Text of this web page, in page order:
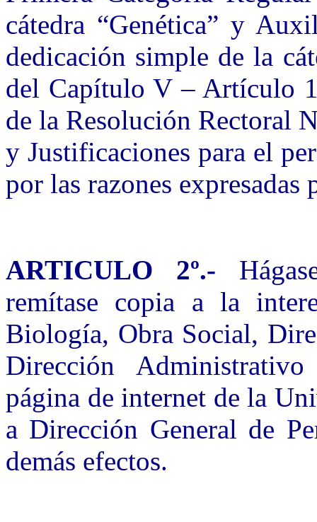
cátedra “Genética” y
dedicación simple de la
del Capítulo V – Artículo
de la Resolución Rectoral
y Justificaciones para el
por las razones expresadas
ARTICULO 2º.-
remítase copia a la
Biología, Obra Social,
Dirección
página de internet de la
a Dirección General de
demás efectos.